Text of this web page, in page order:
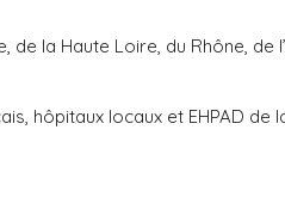
la Haute Loire, du Rhône, de
hôpitaux locaux et EHPAD de